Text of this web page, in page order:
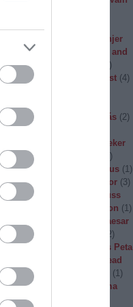
Jinjer
the Jungle
John Diva and
of Love
)
1) Jucifer Judas Priest (4)
( Karst Kátai Tamás (2)
Kingseeker
1)
)
(1) Kobra and the Lotus (1)
(1) Kreator (3)
2
Kyuss
League of Distortion (1)
Little Caesar
Lizzies 2)
Lukács Peta
Machine Head
Mortem (1)
(2) Maggot Heart
Magma
Dávid